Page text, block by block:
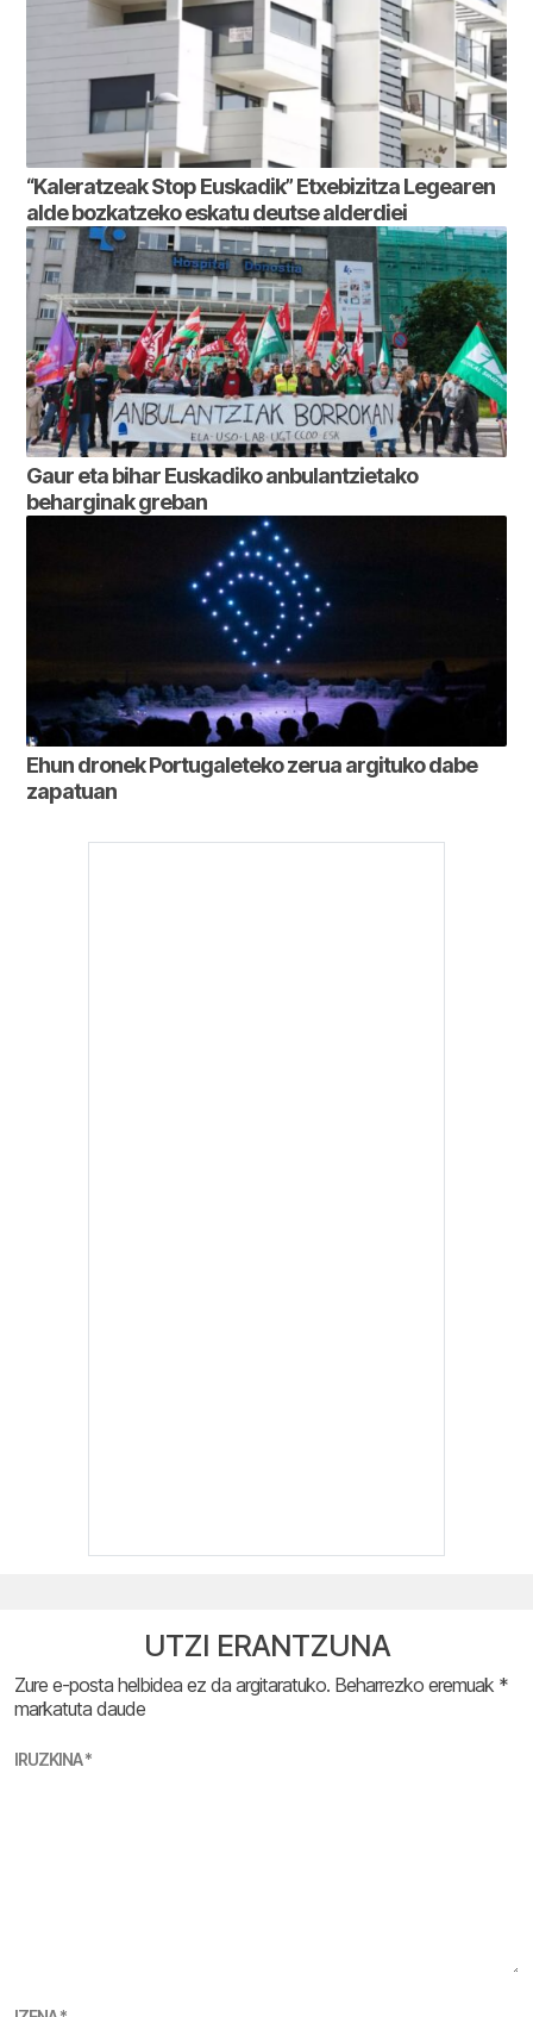
“Kaleratzeak Stop Euskadik” Etxebizitza Legearen
alde bozkatzeko eskatu deutse alderdiei
Gaur eta bihar Euskadiko anbulantzietako
beharginak greban
Ehun dronek Portugaleteko zerua argituko dabe
zapatuan
UTZI ERANTZUNA
Zure e-posta helbidea ez da argitaratuko. Beharrezko eremuak *
markatuta daude
IRUZKINA*